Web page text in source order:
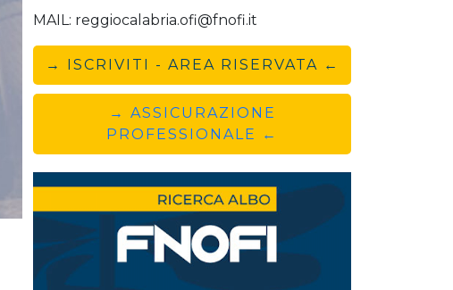
MAIL: reggiocalabria.ofi@fnofi.it
→ ISCRIVITI - AREA RISERVATA ←
→ ASSICURAZIONE
PROFESSIONALE ←